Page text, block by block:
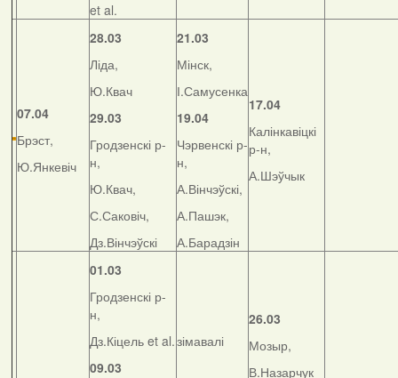
et al.
07.04
Брэст,
Ю.Янкевіч
28.03
Ліда,
Ю.Квач
29.03
Гродзенскі р-
н,
Ю.Квач,
С.Саковіч,
Дз.Вінчэўскі
21.03
Мінск,
І.Самусенка
19.04
Чэрвенскі р-
н,
А.Вінчэўскі,
А.Пашэк,
А.Барадзін
17.04
Калінкавіцкі
р-н,
А.Шэўчык
01.03
Гродзенскі р-
н,
Дз.Кіцель et al.
09.03
зімавалі
26.03
Мозыр,
В.Назарчук